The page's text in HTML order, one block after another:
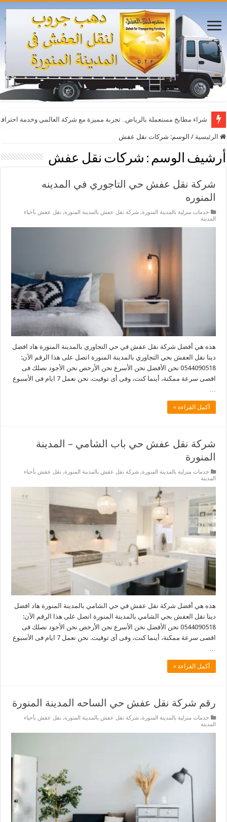
شراء مطابخ مستعملة بالرياض.. تجربة مميزة مع شركة العالمي وخدمة
أفضل مواقع مشاهدة مباريات اليوم بث مباشر بدون تقطيع
الرئيسية / الوسم: شركات نقل عفش
أرشيف الوسم : شركات نقل عفش
شركة نقل عفش حي التاجوري في المدينه
المنوره
خدمات منزلية بالمدينة المنورة,شركة نقل عفش بالمدينة المنورة, نقل عفش بأحياء
المدينة
هذه هي أفضل شركة نقل عفش في حي التجاوري بالمدينة المنورة هاد افضل
دينا نقل العفش بحي التجاوري بالمدينة المنورة اتصل على هذا الرقم الآن:
0544090518 نحن الأفضل نحن الأسرع نحن الأرخص نحن الأجود نصلك فى
اقصى سرعة ممكنة، أينما كنت، وفى أى توقيت. نحن نعمل 7 ايام فى الأسبوع
أكمل القراءة »
شركة نقل عفش حي باب الشامي – المدينة
المنورة
خدمات منزلية بالمدينة المنورة,شركة نقل عفش بالمدينة المنورة, نقل عفش بأحياء
المدينة
هذه هي أفضل شركة نقل عفش في حي الشامي بالمدينة المنورة هاد افضل
دينا نقل العفش بحي الشامي بالمدينة المنورة اتصل على هذا الرقم الآن:
0544090518 نحن الأفضل نحن الأسرع نحن الأرخص نحن الأجود نصلك فى
اقصى سرعة ممكنة، أينما كنت، وفى أى توقيت. نحن نعمل 7 ايام فى الأسبوع
…
أكمل القراءة »
رقم شركة نقل عفش حي الساحه المدينة المنورة
خدمات منزلية بالمدينة المنورة,شركة نقل عفش بالمدينة المنورة, نقل عفش بأحياء
المدينة